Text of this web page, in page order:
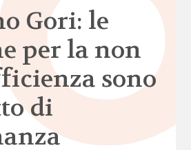
Gori: le
per la non
sono
di